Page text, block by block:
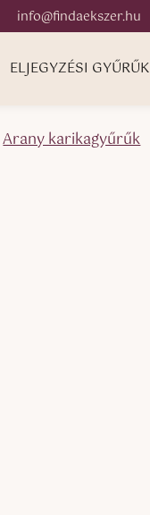
info@findaekszer.hu
ELJEGYZÉSI GYŰRŰK
Arany karikagyűrűk